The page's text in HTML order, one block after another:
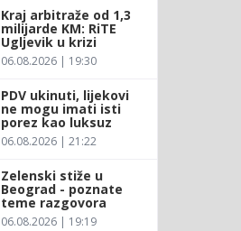
Kraj arbitraže od 1,3
milijarde KM: RiTE
Ugljevik u krizi
06.08.2026 | 19:30
PDV ukinuti, lijekovi
ne mogu imati isti
porez kao luksuz
06.08.2026 | 21:22
Zelenski stiže u
Beograd - poznate
teme razgovora
06.08.2026 | 19:19